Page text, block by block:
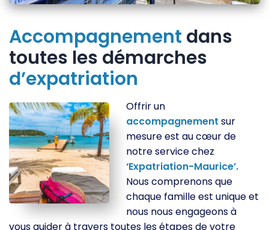
Accompagnement dans
toutes les démarches
d’expatriation
Offrir un
accompagnement sur
mesure est au cœur de
notre service chez
‘Expatriation-Maurice’.
Nous comprenons que
chaque famille est unique et
nous nous engageons à
vous guider à travers toutes les étapes de votre